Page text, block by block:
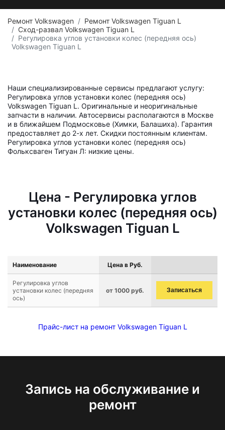
Ремонт Volkswagen
Ремонт Volkswagen Tiguan L
Сход-развал Volkswagen Tiguan L
Регулировка углов установки колес (передняя ось)
Volkswagen Tiguan L
Наши специализированные сервисы предлагают услугу:
Регулировка углов установки колес (передняя ось)
Volkswagen Tiguan L. Оригинальные и неоригинальные
запчасти в наличии. Автосервисы располагаются в Москве
и в ближайшем Подмосковье (Химки, Балашиха). Гарантия
предоставляет до 2-х лет. Скидки постоянным клиентам.
Регулировка углов установки колес (передняя ось)
Фольксваген Тигуан Л: низкие цены.
Цена - Регулировка углов
установки колес (передняя ось)
Volkswagen Tiguan L
Наименование Цена в Руб.
Регулировка углов
установки колес (передняя
ось)
от 1000 руб. Записаться
Прайс-лист на ремонт Volkswagen Tiguan L
Запись на обслуживание и
ремонт